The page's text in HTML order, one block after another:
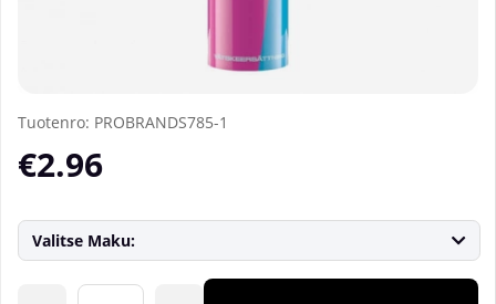
Tuotenro: PROBRANDS785-1
€2.96
Valitse Maku: